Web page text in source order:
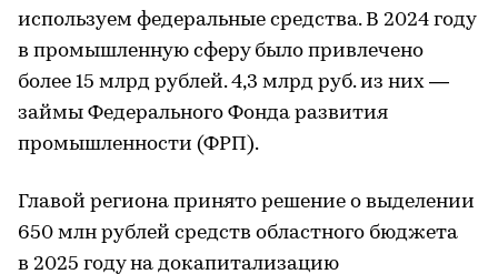
используем федеральные средства. В 2024 году
в промышленную сферу было привлечено
более 15 млрд рублей. 4,3 млрд руб. из них —
займы Федерального Фонда развития
промышленности (ФРП).
Главой региона принято решение о выделении
650 млн рублей средств областного бюджета
в 2025 году на докапитализацию